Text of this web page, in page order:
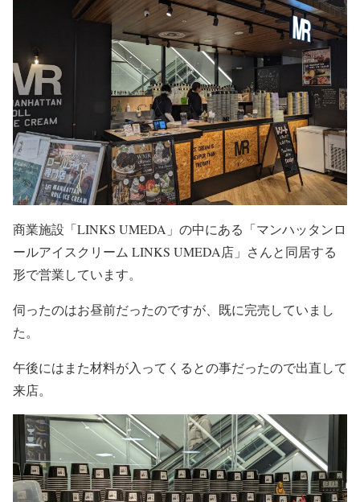
商業施設「LINKS UMEDA」の中にある「マンハッタンロ
ールアイスクリーム LINKS UMEDA店」さんと同居する
形で営業しています。
伺ったのはお昼前だったのですが、既に完売していまし
た。
午後にはまた材料が入ってくるとの事だったので出直して
来店。